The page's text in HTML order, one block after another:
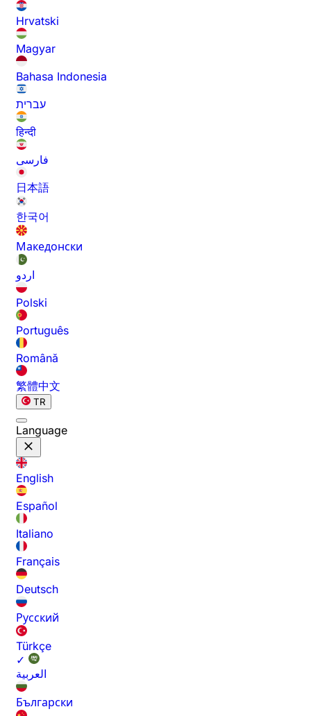
Hrvatski
Magyar
Bahasa Indonesia
עברית
हिन्दी
فارسی
日本語
한국어
Македонски
اردو
Polski
Português
Română
繁體中文
TR
Language
English
Español
Italiano
Français
Deutsch
Русский
Türkçe
✓
العربية
Български